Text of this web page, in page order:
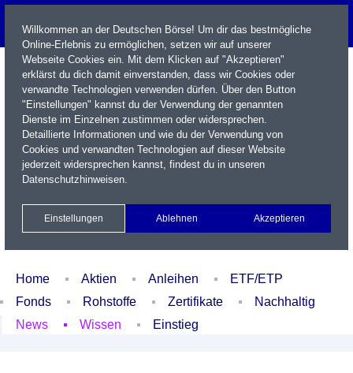
Name / WKN / ISIN / Kürzel
Xetra Realtime
Watchlist Portfolio Login
Home Aktien Anleihen
ETF/ETP
Fonds
Rohstoffe Zertifikate
Nachhaltig
News
Wissen Einstieg
Willkommen an der Deutschen Börse! Um dir das bestmögliche
Online-Erlebnis zu ermöglichen, setzen wir auf unserer
Webseite Cookies ein. Mit dem Klicken auf "Akzeptieren"
erklärst du dich damit einverstanden, dass wir Cookies oder
verwandte Technologien verwenden dürfen. Über den Button
"Einstellungen" kannst du der Verwendung der genannten
Dienste im Einzelnen zustimmen oder widersprechen.
Detaillierte Informationen und wie du der Verwendung von
Cookies und verwandten Technologien auf dieser Website
jederzeit widersprechen kannst, findest du in unseren
Datenschutzhinweisen.
Einstellungen Ablehnen Akzeptieren